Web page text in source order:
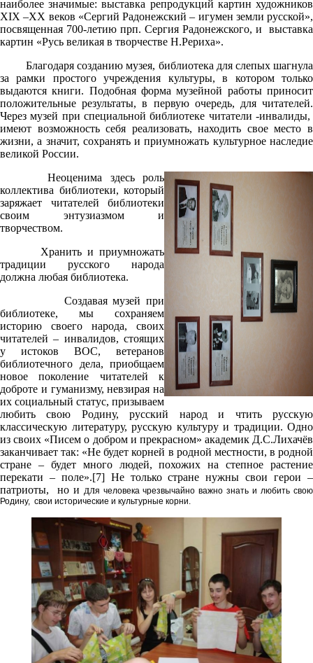
наиболее значимые: выставка репродукций картин художников
XIX –XX веков «Сергий Радонежский – игумен земли русской»,
посвященная 700-летию прп. Сергия Радонежского, и выставка
картин «Русь великая в творчестве Н.Рериха».
Благодаря созданию музея, библиотека для слепых шагнула
за рамки простого учреждения культуры, в котором только
выдаются книги. Подобная форма музейной работы приносит
положительные результаты, в первую очередь, для читателей.
Через музей при специальной библиотеке читатели -инвалиды,
имеют возможность себя реализовать, находить свое место в
жизни, а значит, сохранять и приумножать культурное наследие
великой России.
Неоценима здесь роль
коллектива библиотеки, который
заряжает читателей библиотеки
своим энтузиазмом и
творчеством.
Хранить и приумножать
традиции русского народа
должна любая библиотека.
Создавая музей при
библиотеке, мы сохраняем
историю своего народа, своих
читателей – инвалидов, стоящих
у истоков ВОС, ветеранов
библиотечного дела, приобщаем
новое поколение читателей к
доброте и гуманизму, невзирая на
их социальный статус, призываем
любить свою Родину, русский народ и чтить русскую
классическую литературу, русскую культуру и традиции. Одно
из своих «Писем о добром и прекрасном» академик Д.С.Лихачёв
заканчивает так: «Не будет корней в родной местности, в родной
стране – будет много людей, похожих на степное растение
перекати – поле».[7] Не только стране нужны свои герои –
патриоты, но и для человека чрезвычайно важно знать и любить свою
Родину, свои исторические и культурные корни.